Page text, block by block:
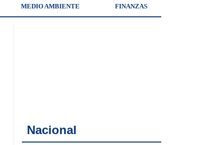
MEDIO AMBIENTE FINANZAS
Nacional